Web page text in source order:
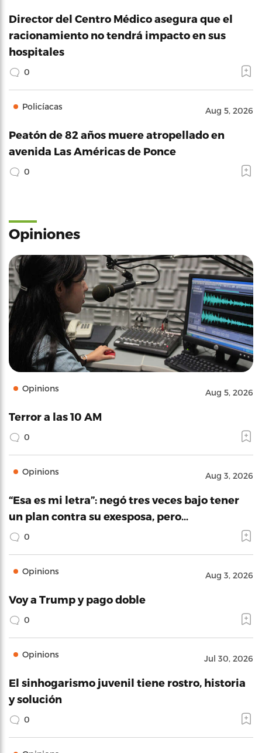
Director del Centro Médico asegura que el
racionamiento no tendrá impacto en sus
hospitales
0
Policíacas Aug 5, 2026
Peatón de 82 años muere atropellado en
avenida Las Américas de Ponce
0
Opiniones
Opinions Aug 5, 2026
Terror a las 10 AM
0
Opinions Aug 3, 2026
“Esa es mi letra”: negó tres veces bajo tener
un plan contra su exesposa, pero…
0
Opinions Aug 3, 2026
Voy a Trump y pago doble
0
Opinions Jul 30, 2026
El sinhogarismo juvenil tiene rostro, historia
y solución
0